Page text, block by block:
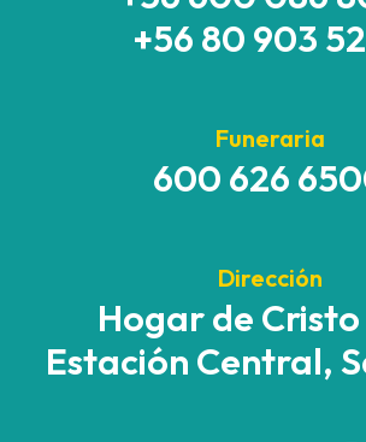
+56 80 903
Funeraria
600 626
Dirección
Hogar de Cristo
Estación Central,